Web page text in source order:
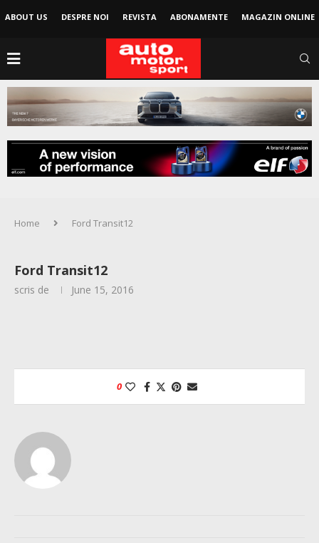
ABOUT US DESPRE NOI REVISTA ABONAMENTE MAGAZIN ONLINE
Home Ford Transit12
Ford Transit12
scris de June 15, 2016
0